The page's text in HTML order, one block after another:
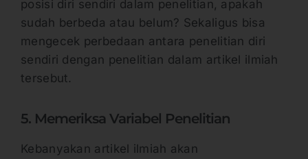
posisi diri sendiri dalam penelitian, apakah
sudah berbeda atau belum? Sekaligus bisa
mengecek perbedaan antara penelitian diri
sendiri dengan penelitian dalam artikel ilmiah
tersebut.
5. Memeriksa Variabel Penelitian
Kebanyakan artikel ilmiah akan